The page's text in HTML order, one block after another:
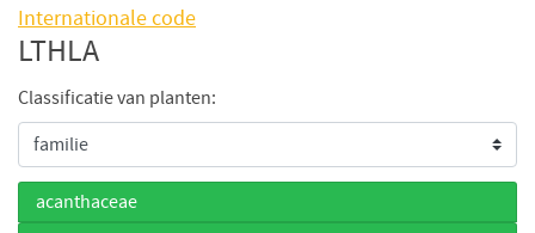
Classificatie van planten:
acanthaceae
Internationale code
LTHLA